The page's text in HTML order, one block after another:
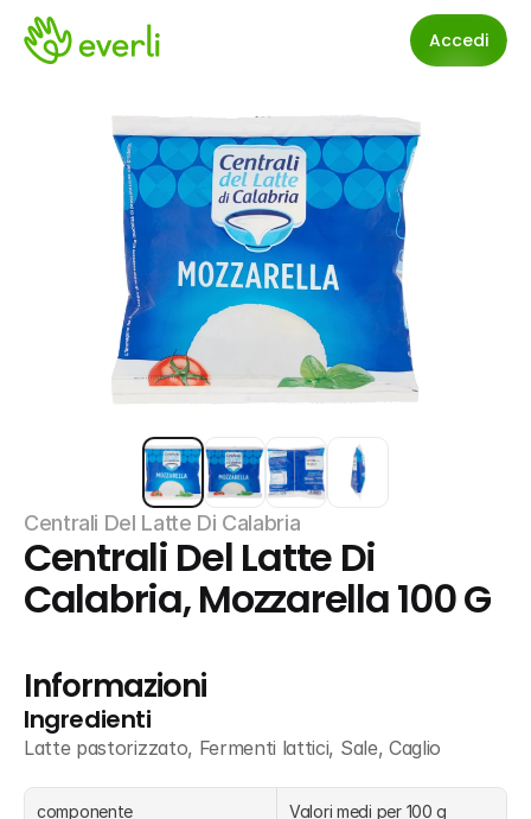
Accedi
Centrali Del Latte Di Calabria
Centrali Del Latte Di
Calabria, Mozzarella 100 G
Informazioni
Ingredienti
Latte pastorizzato, Fermenti lattici, Sale, Caglio
componente Valori medi per 100 g